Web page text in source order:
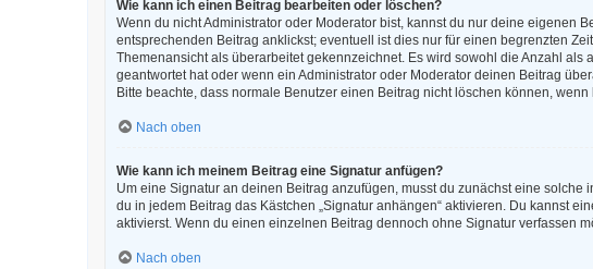
Wie kann ich einen Beitrag bearbeiten oder löschen?
Wenn du nicht Administrator oder Moderator bist, kannst du nur deine eigenen
entsprechenden Beitrag anklickst; eventuell ist dies nur für einen begrenzten
Themenansicht als überarbeitet gekennzeichnet. Es wird sowohl die Anzahl
geantwortet hat oder wenn ein Administrator oder Moderator deinen Beitrag
Bitte beachte, dass normale Benutzer einen Beitrag nicht löschen können,
Nach oben
Wie kann ich meinem Beitrag eine Signatur anfügen?
Um eine Signatur an deinen Beitrag anzufügen, musst du zunächst eine
du in jedem Beitrag das Kästchen „Signatur anhängen“ aktivieren. Du kannst
aktivierst. Wenn du einen einzelnen Beitrag dennoch ohne Signatur verfassen
Nach oben